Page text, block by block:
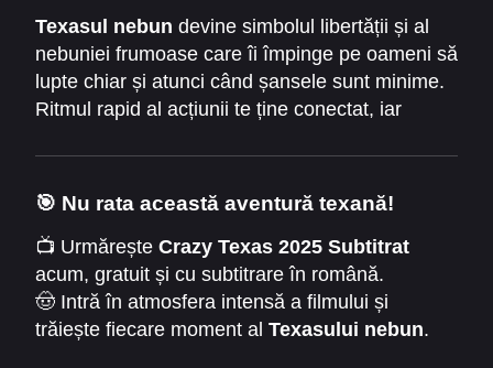
Fiecare întâlnire îi aduce o lecție despre
prietenie și curaj.
Texasul nebun devine simbolul libertății și al
nebuniei frumoase care îi împinge pe oameni să
lupte chiar și atunci când șansele sunt minime.
Ritmul rapid al acțiunii te ține conectat, iar
vibrante, pline de culoare.
🎯 Nu rata această aventură texană!
📺 Urmărește Crazy Texas 2025 Subtitrat
acum, gratuit și cu subtitrare în română.
🤠 Intră în atmosfera intensă a filmului și
trăiește fiecare moment al Texasului nebun.